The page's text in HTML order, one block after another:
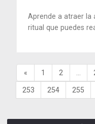
Aprende a atraer la
ritual que puedes
« 1 2
253 254 255